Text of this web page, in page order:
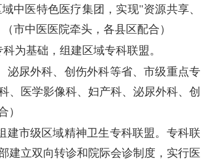
中医特色医疗集团，实现"资源共享、
市中医医院牵头，各县区配合）
为基础，组建区域专科联盟。
泌尿外科、创伤外科等省、市级重点专
、医学影像科、妇产科、泌尿外科、创
）
建市级区域精神卫生专科联盟。专科联
建立双向转诊和院际会诊制度，实行医